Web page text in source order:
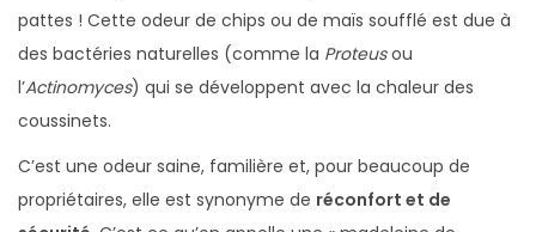
pattes ! Cette odeur de chips ou de maïs soufflé est due à
des bactéries naturelles (comme la Proteusou
l’Actinomyces) qui se développent avec la chaleur des
coussinets.
C’est une odeur saine, familière et, pour beaucoup de
propriétaires, elle est synonyme de réconfort et de